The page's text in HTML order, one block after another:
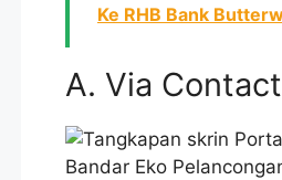
Ke RHB Bank
A. Via